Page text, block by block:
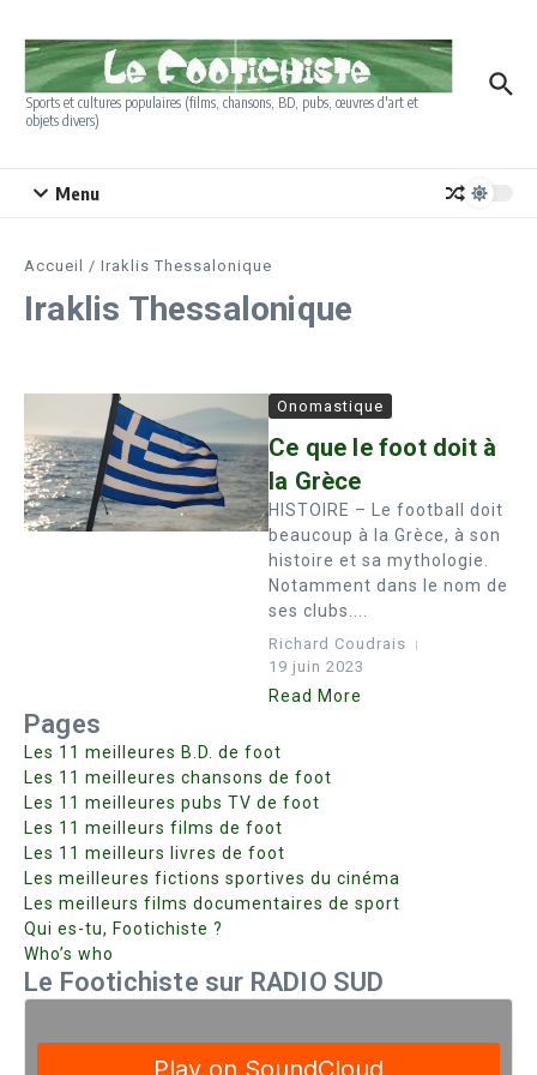
Sports et cultures populaires (films, chansons, BD, pubs, œuvres d'art et
objets divers)
Menu
Accueil / Iraklis Thessalonique
Iraklis Thessalonique
Onomastique
Ce que le foot doit à
la Grèce
HISTOIRE – Le football doit
beaucoup à la Grèce, à son
histoire et sa mythologie.
Notamment dans le nom de
ses clubs....
Richard Coudrais
19 juin 2023
Read More
Pages
Les 11 meilleures B.D. de foot
Les 11 meilleures chansons de foot
Les 11 meilleures pubs TV de foot
Les 11 meilleurs films de foot
Les 11 meilleurs livres de foot
Les meilleures fictions sportives du cinéma
Les meilleurs films documentaires de sport
Qui es-tu, Footichiste ?
Who’s who
Le Footichiste sur RADIO SUD